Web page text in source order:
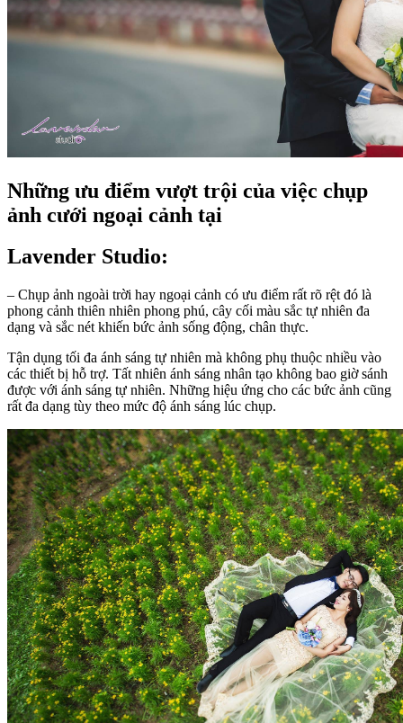
Những ưu điểm vượt trội của việc chụp
ảnh cưới ngoại cảnh tại
Lavender Studio:
– Chụp ảnh ngoài trời hay ngoại cảnh có ưu điểm rất rõ rệt đó là
phong cảnh thiên nhiên phong phú, cây cối màu sắc tự nhiên đa
dạng và sắc nét khiến bức ảnh sống động, chân thực.
Tận dụng tối đa ánh sáng tự nhiên mà không phụ thuộc nhiều vào
các thiết bị hỗ trợ. Tất nhiên ánh sáng nhân tạo không bao giờ sánh
được với ánh sáng tự nhiên. Những hiệu ứng cho các bức ảnh cũng
rất đa dạng tùy theo mức độ ánh sáng lúc chụp.